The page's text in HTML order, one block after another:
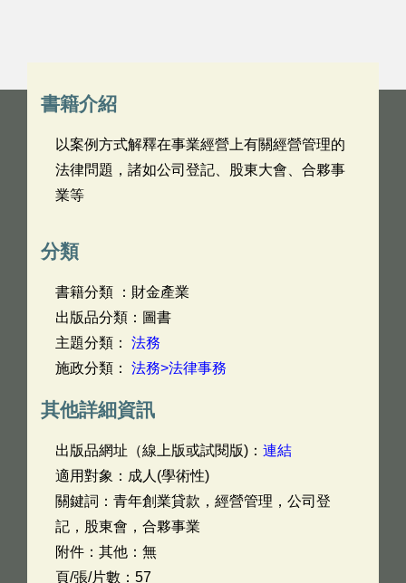
書籍介紹
以案例方式解釋在事業經營上有關經營管理的
法律問題，諸如公司登記、股東大會、合夥事
業等
分類
書籍分類 ：財金產業
出版品分類：圖書
主題分類： 法務
施政分類： 法務>法律事務
其他詳細資訊
出版品網址（線上版或試閱版)： 連結
適用對象：成人(學術性)
關鍵詞：青年創業貸款，經營管理，公司登
記，股東會，合夥事業
附件：其他：無
頁/張/片數：57